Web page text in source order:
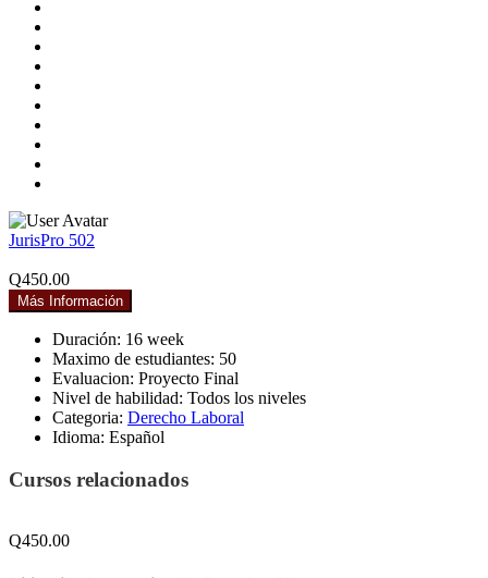
JurisPro 502
Q450.00
Más Información
Duración: 16 week
Maximo de estudiantes: 50
Evaluacion: Proyecto Final
Nivel de habilidad: Todos los niveles
Categoria: Derecho Laboral
Idioma: Español
Cursos relacionados
Q450.00